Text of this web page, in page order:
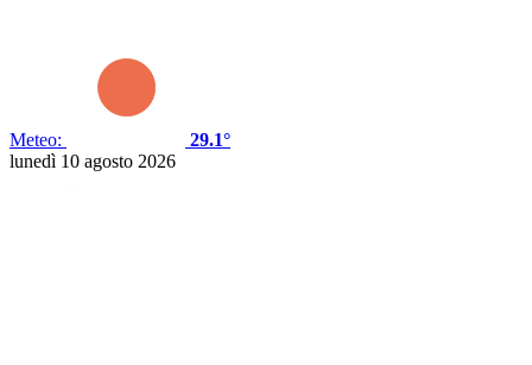
Meteo:
29.1°
lunedì 10 agosto 2026